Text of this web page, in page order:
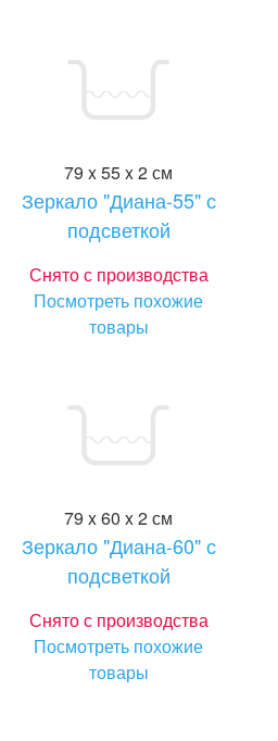
79 x 55 x 2 см
Зеркало "Диана-55" с
подсветкой
Снято с производства
Посмотреть похожие
товары
79 x 60 x 2 см
Зеркало "Диана-60" с
подсветкой
Снято с производства
Посмотреть похожие
товары